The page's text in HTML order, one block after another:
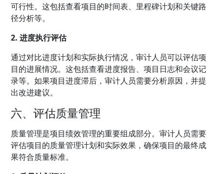
可行性。这包括查看项目的时间表、里程碑计划和关键路
径分析等。
2. 进度执行评估
通过对比进度计划和实际执行情况，审计人员可以评估项
目的进展情况。这包括查看进度报告、项目日志和会议记
录等。如果项目进度滞后，审计人员需要分析原因，并提
出改进建议。
六、评估质量管理
质量管理是项目绩效管理的重要组成部分。审计人员需要
评估项目的质量管理计划和实际效果，确保项目的最终成
果符合质量标准。